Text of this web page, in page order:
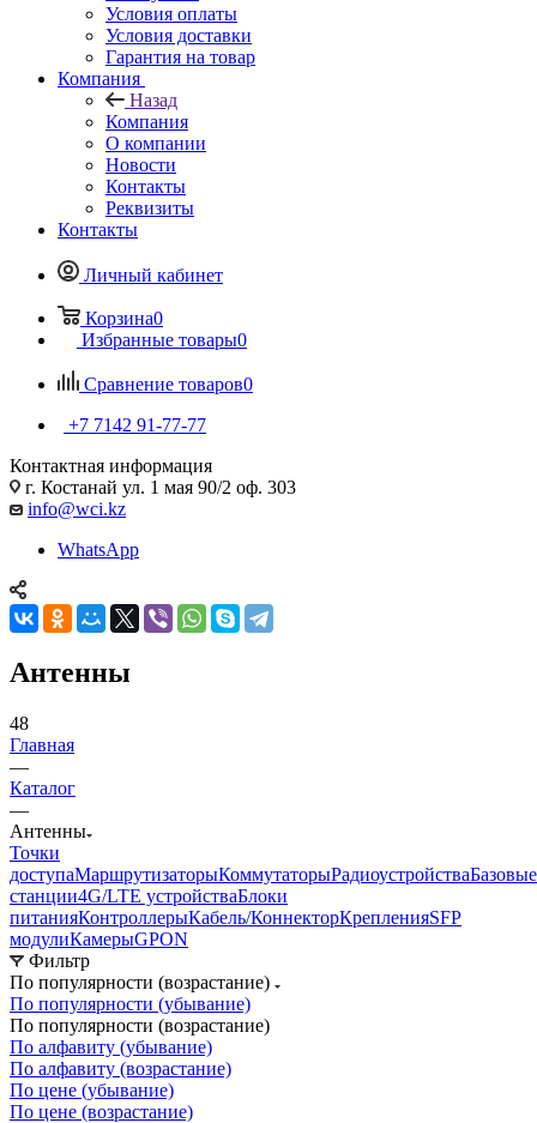
Условия оплаты
Условия доставки
Гарантия на товар
Компания
Назад
Компания
О компании
Новости
Контакты
Реквизиты
Контакты
Личный кабинет
Корзина0
Избранные товары0
Сравнение товаров0
+7 7142 91-77-77
Контактная информация
г. Костанай ул. 1 мая 90/2 оф. 303
info@wci.kz
WhatsApp
Антенны
48
Главная
—
Каталог
—
Антенны
Точки
доступаМаршрутизаторыКоммутаторыРадиоустройстваБазовые
станции4G/LTE устройстваБлоки
питанияКонтроллерыКабель/КоннекторКрепленияSFP
модулиКамерыGPON
Фильтр
По популярности (возрастание)
По популярности (убывание)
По популярности (возрастание)
По алфавиту (убывание)
По алфавиту (возрастание)
По цене (убывание)
По цене (возрастание)